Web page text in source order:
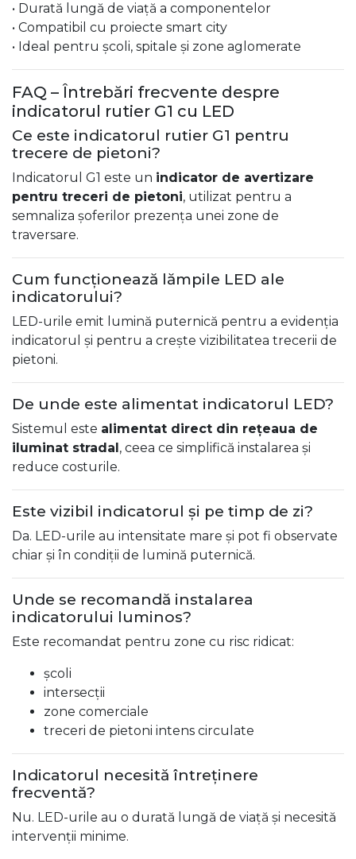
• Durată lungă de viață a componentelor
• Compatibil cu proiecte smart city
• Ideal pentru școli, spitale și zone aglomerate
FAQ – Întrebări frecvente despre
indicatorul rutier G1 cu LED
Ce este indicatorul rutier G1 pentru
trecere de pietoni?
Indicatorul G1 este un indicator de avertizare
pentru treceri de pietoni, utilizat pentru a
semnaliza șoferilor prezența unei zone de
traversare.
Cum funcționează lămpile LED ale
indicatorului?
LED-urile emit lumină puternică pentru a evidenția
indicatorul și pentru a crește vizibilitatea trecerii de
pietoni.
De unde este alimentat indicatorul LED?
Sistemul este alimentat direct din rețeaua de
iluminat stradal, ceea ce simplifică instalarea și
reduce costurile.
Este vizibil indicatorul și pe timp de zi?
Da. LED-urile au intensitate mare și pot fi observate
chiar și în condiții de lumină puternică.
Unde se recomandă instalarea
indicatorului luminos?
Este recomandat pentru zone cu risc ridicat:
școli
intersecții
zone comerciale
treceri de pietoni intens circulate
Indicatorul necesită întreținere
frecventă?
Nu. LED-urile au o durată lungă de viață și necesită
intervenții minime.